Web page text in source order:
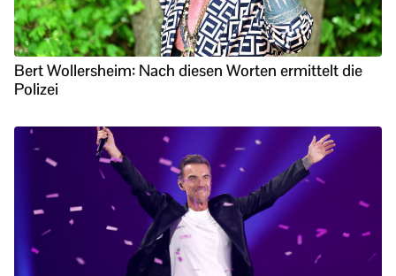
Bert Wollersheim: Nach diesen Worten ermittelt die
Polizei